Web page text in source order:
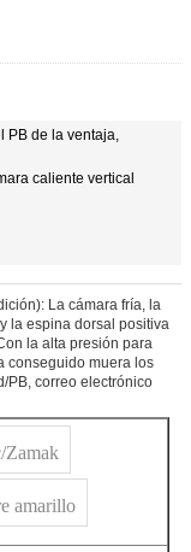
PB de la ventaja,
caliente vertical
La cámara fría, la
la espina dorsal positiva
la alta presión para
conseguido muera los
PB, correo electrónico
Zamak
amarillo